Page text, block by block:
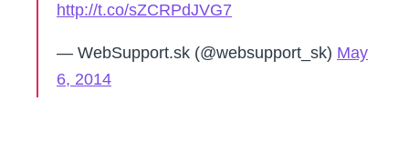
http://t.co/sZCRPdJVG7
— WebSupport.sk (@websupport_sk) May
6, 2014